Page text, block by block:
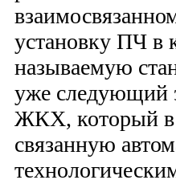
установку ПЧ в
называемую
уже следующий
ЖКХ, который в
связанную